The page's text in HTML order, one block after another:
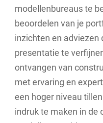
modellenbureaus te
beoordelen van je
inzichten en adviezen
presentatie te
ontvangen van
met ervaring en
een hoger niveau
indruk te maken in de